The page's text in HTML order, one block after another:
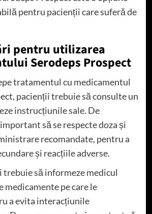
pentru pacienții care suferă de
pentru utilizarea
Serodeps Prospect
tratamentul cu medicamentul
pacienții trebuie să consulte un
instrucțiunile sale. De
să se respecte doza și
recomandate, pentru a
și reacțiile adverse.
trebuie să informeze medicul
medicamente pe care le
a evita interacțiunile